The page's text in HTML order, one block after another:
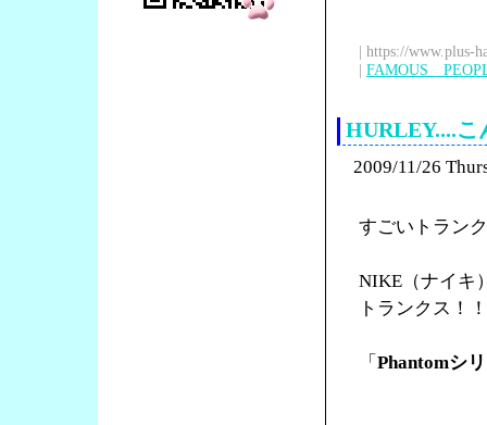
| https://www.plus-
| FAMOUS
HURLEY....こ
2009/11/26
すごいトラン
NIKE（ナイキ
トランクス！！
「 Phantomシ